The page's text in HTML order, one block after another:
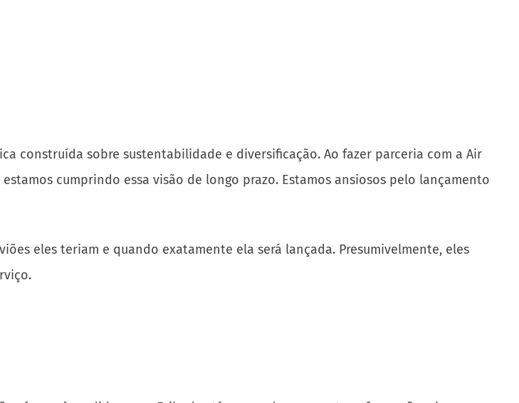
construída sobre sustentabilidade e diversificação. Ao fazer parceria com a Air
cumprindo essa visão de longo prazo. Estamos ansiosos pelo lançamento
eles teriam e quando exatamente ela será lançada. Presumivelmente, eles